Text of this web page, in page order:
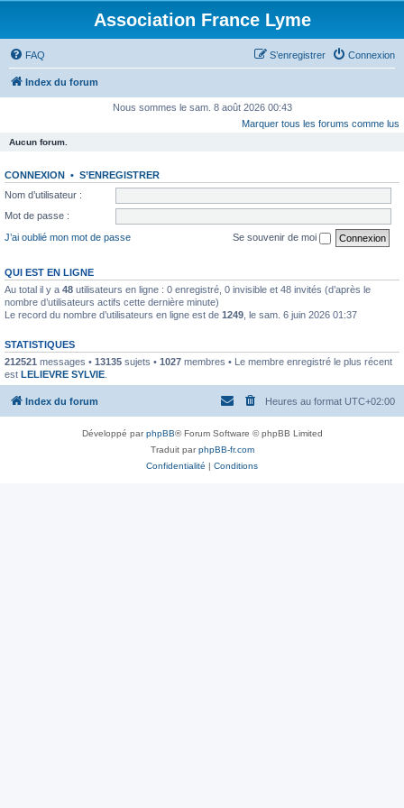
Association France Lyme
FAQ Connexion
S’enregistrer
Index du forum
Nous sommes le sam. 8 août 2026 00:43
Marquer tous les forums comme lus
Aucun forum.
CONNEXION • S’ENREGISTRER
Nom d’utilisateur :
Mot de passe :
J’ai oublié mon mot de passe
Se souvenir de moi
QUI EST EN LIGNE
Au total il y a 48 utilisateurs en ligne : 0 enregistré, 0 invisible et 48 invités (d’après le
nombre d’utilisateurs actifs cette dernière minute)
Le record du nombre d’utilisateurs en ligne est de 1249 , le sam. 6 juin 2026 01:37
STATISTIQUES
212521 messages • 13135 sujets • 1027 membres • Le membre enregistré le plus récent
est LELIEVRE SYLVIE
Index du forum Heures au format UTC+02:00
Développé parphpBB® Forum Software © phpBB Limited
Traduit parphpBB-fr.com
Confidentialité | Conditions